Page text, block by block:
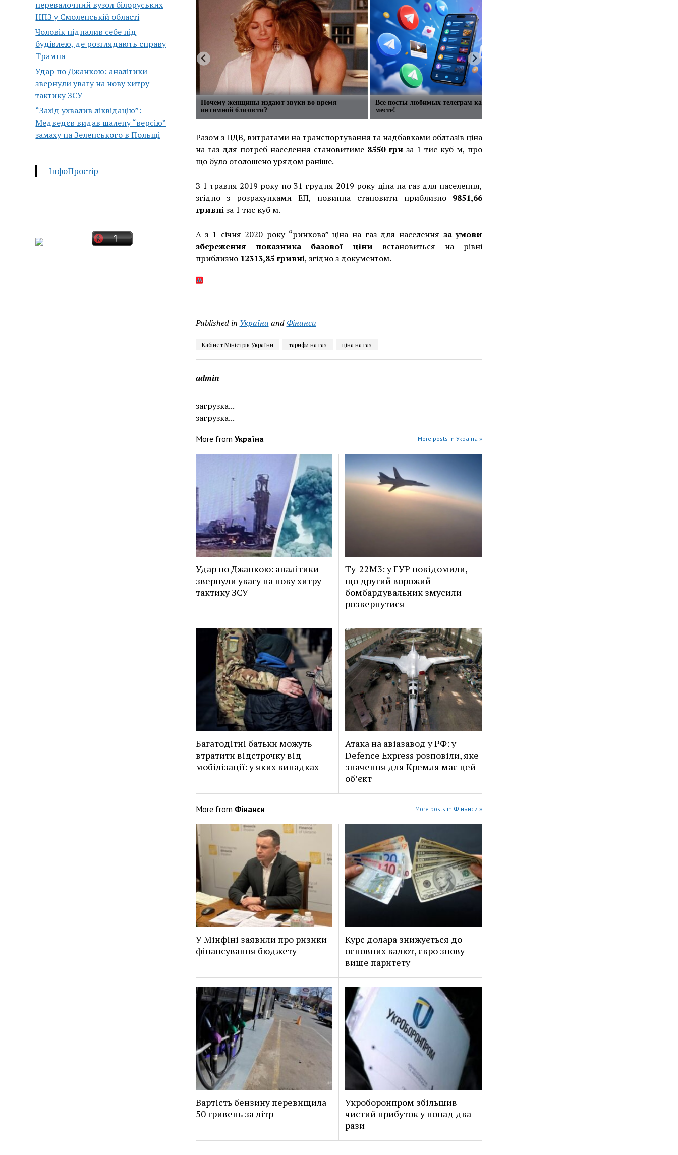
перевалочний вузол білоруських
НПЗ у Смоленській області
Чоловік підпалив себе під
будівлею, де розглядають справу
Трампа
Удар по Джанкою: аналітики
звернули увагу на нову хитру
тактику ЗСУ
“Захід ухвалив ліквідацію”:
Медведєв видав шалену “версію”
замаху на Зеленського в Польщі
ІнфоПростір
Почему женщины издают звуки во время
интимной близости?
Все посты любимых телеграм каналов в одном
месте!
Разом з ПДВ, витратами на транспортування та надбавками облгазів ціна
на газ для потреб населення становитиме 8550 грн за 1 тис куб м, про
що було оголошено урядом раніше.
З 1 травня 2019 року по 31 грудня 2019 року ціна на газ для населення,
згідно з розрахунками ЕП, повинна становити приблизно 9851,66
гривніза 1 тис куб м.
А з 1 січня 2020 року “ринкова” ціна на газ для населення за умови
збереження показника базової ціни встановиться на рівні
приблизно 12313,85 гривні, згідно з документом.
Published in Україна and Фінанси
Кабінет Міністрів України тарифи на газ ціна на газ
admin
загрузка...
загрузка...
More from Україна More posts in Україна »
Удар по Джанкою: аналітики
звернули увагу на нову хитру
тактику ЗСУ
Ту-22М3: у ГУР повідомили,
що другий ворожий
бомбардувальник змусили
розвернутися
Багатодітні батьки можуть
втратити відстрочку від
мобілізації: у яких випадках
Атака на авіазавод у РФ: у
Defence Express розповіли, яке
значення для Кремля має цей
об’єкт
More from Фінанси More posts in Фінанси »
У Мінфіні заявили про ризики
фінансування бюджету
Курс долара знижується до
основних валют, євро знову
вище паритету
Вартість бензину перевищила
50 гривень за літр
Укроборонпром збільшив
чистий прибуток у понад два
рази